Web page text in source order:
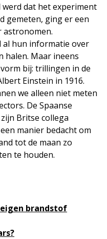
dat het experiment
gemeten, ging er een
astronomen.
al hun informatie over
halen. Maar ineens
bij: trillingen in de
Einstein in 1916.
we alleen niet meten
De Spaanse
Britse collega
manier bedacht om
tot de maan zo
te houden.
brandstof